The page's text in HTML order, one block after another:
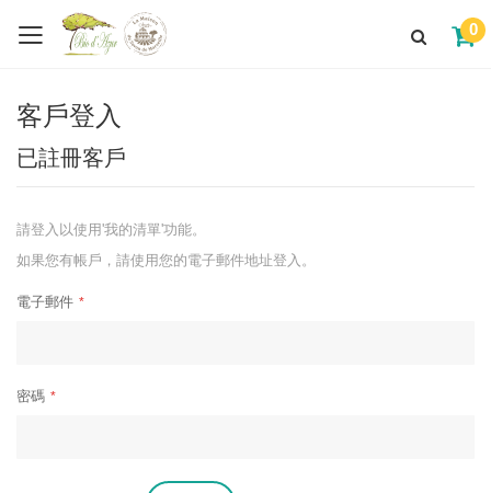
0
客戶登入
已註冊客戶
請登入以使用'我的清單'功能。
如果您有帳戶，請使用您的電子郵件地址登入。
電子郵件
密碼